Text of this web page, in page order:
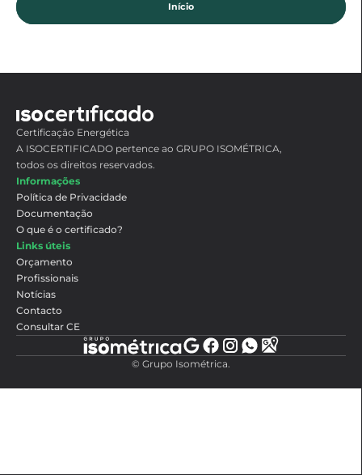
Início
Certificação Energética
A ISOCERTIFICADO pertence ao GRUPO ISOMÉTRICA,
todos os direitos reservados.
Informações
Política de Privacidade
Documentação
O que é o certificado?
Links úteis
Orçamento
Profissionais
Notícias
Contacto
Consultar CE
© Grupo Isométrica